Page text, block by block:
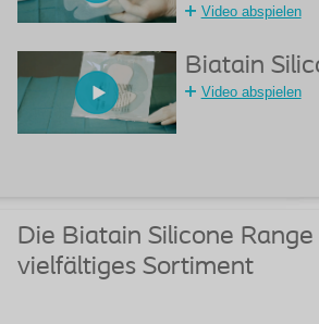
Video abspielen
Biatain
Video abspielen
Die Biatain Silicone
vielfältiges Sortiment